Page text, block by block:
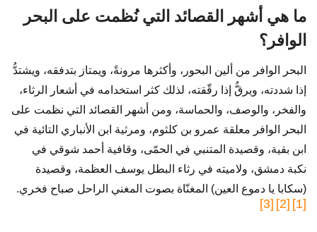
ما هي أشهر القصائد التي نُظمت على البحر
الوافر؟
البحر الوافر من ألين البحور، وأكثرها مرونةً، ويمتاز بتدفقه، ويشتدُّ
إذا شددته، ويرقُّ إذا رقّقته، لذلك كثر استخدامه في أشعار الرثاء،
والفخر، والوصف، والحماسة، ومن أشهر القصائد التي نظمت على
البحر الوافر معلقة عمرو بن كلثوم، ومرثية ابن الأنباري التائية في
ابن بقية، وقصيدة المتنبي في الحمّى، وقافية أحمد شوقي في
نكبة دمشق، ولاميته في رثاء البطل يوسف العظمة، وقصيدة
(سكابا يا دموع العين) المغنّاة بصوت المغني الراحل صباح فخري.
[1]
[2]
[3]